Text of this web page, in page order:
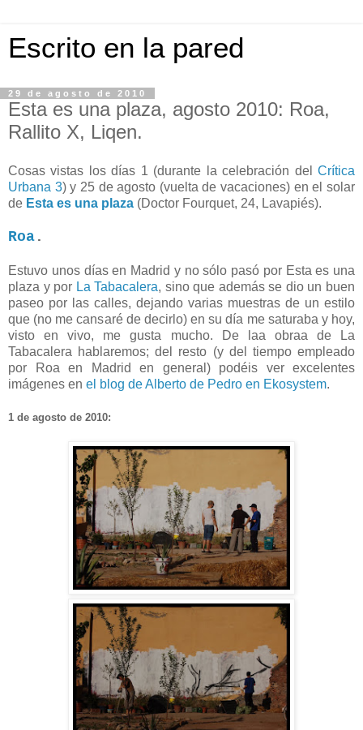
Escrito en la pared
29 de agosto de 2010
Esta es una plaza, agosto 2010: Roa,
Rallito X, Liqen.
Cosas vistas los días 1 (durante la celebración del Crítica
Urbana 3) y 25 de agosto (vuelta de vacaciones) en el solar
de Esta es una plaza (Doctor Fourquet, 24, Lavapiés).
Roa .
Estuvo unos días en Madrid y no sólo pasó por Esta es una
plaza y por La Tabacalera, sino que además se dio un buen
paseo por las calles, dejando varias muestras de un estilo
que (no me cansaré de decirlo) en su día me saturaba y hoy,
visto en vivo, me gusta mucho. De laa obraa de La
Tabacalera hablaremos; del resto (y del tiempo empleado
por Roa en Madrid en general) podéis ver excelentes
imágenes en el blog de Alberto de Pedro en Ekosystem.
1 de agosto de 2010: